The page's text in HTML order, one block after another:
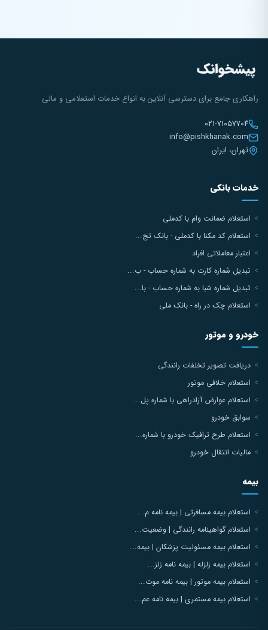
راهکاری جامع برای دسترسی آنلاین به انواع خدمات استعلامی و مالی
۰۲۱-۷۱۰۵۷۷۰۴
info@pishkhanak.com
تهران، ایران
خدمات بانکی
استعلام ضمانت وام با کدملی
استعلام کد مکنا با کدملی - بانک تج...
اعتبار معاملاتی افراد
تبدیل شماره کارت به شماره حساب - ب...
تبدیل شماره شبا به شماره حساب - با...
استعلام چک در راه - بانک ملی
خودرو و موتور
دریافت تصویر تخلفات رانندگی
استعلام خلافی موتور
استعلام عوارض آزادراهی با شماره پل...
سوابق خودرو
استعلام طرح ترافیک خودرو با شماره...
مالیات انتقال خودرو
بیمه
استعلام بیمه مسافرتی | بیمه نامه م...
استعلام گواهینامه رانندگی | وضعیت...
استعلام بیمه مسئولیت پزشکان | بیمه...
استعلام بیمه زلزله | بیمه نامه زلز...
استعلام بیمه موتور | بیمه نامه موت...
استعلام بیمه مستمری | بیمه نامه عم...